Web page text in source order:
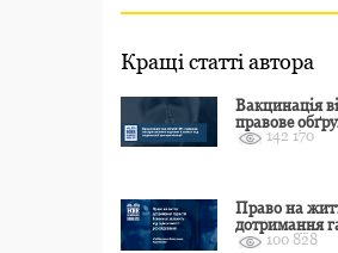
Кращі статті автора
Вакцинація
правове
відмови і
142 170
Право на
дотримання
Конвенції
100 828